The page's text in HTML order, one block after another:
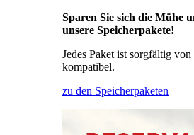
Sparen Sie sich die Mühe
unsere Speicherpakete!
Jedes Paket ist sorgfältig
kompatibel.
zu den Speicherpaketen